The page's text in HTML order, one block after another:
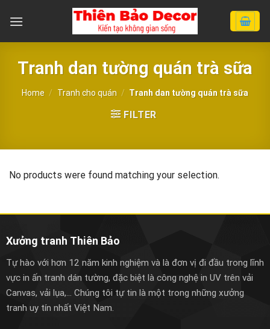
đến
Tranh dan tường quán trà sữa
Home / Tranh cho quán / Tranh dan tường quán trà sữa
FILTER
No products were found matching your selection.
Xưởng tranh Thiên Bảo
Tự hào với hơn 12 năm kinh nghiệm và là đơn vị đi đầu trong lĩnh
vực in ấn tranh dán tường, đặc biệt là công nghệ in UV trên vải
Canvas, vải lụa,... Chúng tôi tự tin là một trong những xưởng
tranh uy tín nhất Việt Nam.